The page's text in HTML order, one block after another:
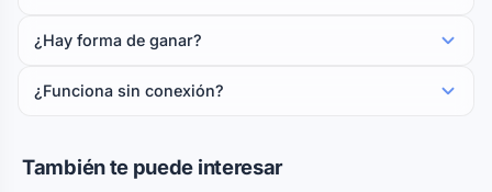
¿Hay forma de ganar?
¿Funciona sin conexión?
También te puede interesar